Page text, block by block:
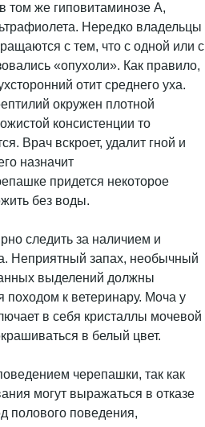
том же гиповитаминозе А,
Нередко владельцы
с тем, что с одной или с
«опухоли». Как правило,
отит среднего уха.
окружен плотной
консистенции то
Врач вскроет, удалит гной и
назначит
придется некоторое
без воды.
следить за наличием и
Неприятный запах, необычный
выделений должны
походом к ветеринару. Моча у
в себя кристаллы мочевой
в белый цвет.
черепашки, так как
могут выражаться в отказе
полового поведения,